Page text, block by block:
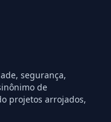
segurança,
de
projetos arrojados,